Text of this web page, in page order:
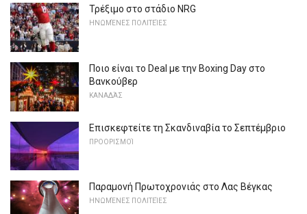
Τρέξιμο στο στάδιο NRG
ΗΝΩΜΈΝΕΣ ΠΟΛΙΤΕΊΕΣ
Ποιο είναι το Deal με την Boxing Day στο
Βανκούβερ
ΚΑΝΑΔΆΣ
Επισκεφτείτε τη Σκανδιναβία το Σεπτέμβριο
ΠΡΟΟΡΙΣΜΟΊ
Παραμονή Πρωτοχρονιάς στο Λας Βέγκας
ΗΝΩΜΈΝΕΣ ΠΟΛΙΤΕΊΕΣ